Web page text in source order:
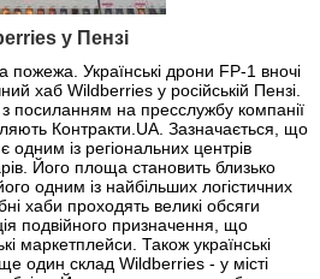
у Пензі
пожежа. Українські дрони FP-1 вночі
хаб Wildberries у російській Пензі.
посиланням на пресслужбу компанії
Контракти.UA. Зазначається, що
одним із регіональних центрів
Його площа становить близько
одним із найбільших логістичних
хаби проходять великі обсяги
подвійного призначення, що
маркетплейси. Також українські
один склад Wildberries - у місті